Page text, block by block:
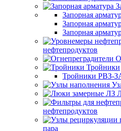
Запорная
Запорная
Запорная
нефтепродуктов
Тройники
Тройники РВЗ-
нефтепродуктов
пара